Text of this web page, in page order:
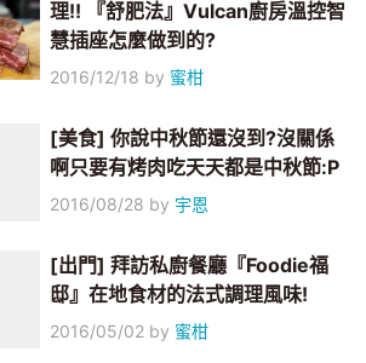
理!! 『舒肥法』Vulcan廚房溫控智
慧插座怎麼做到的?
2016/12/18 by 蜜柑
[美食] 你說中秋節還沒到?沒關係
啊只要有烤肉吃天天都是中秋節:P
2016/08/28 by 宇恩
[出門] 拜訪私廚餐廳『Foodie福
邸』在地食材的法式調理風味!
2016/05/02 by 蜜柑